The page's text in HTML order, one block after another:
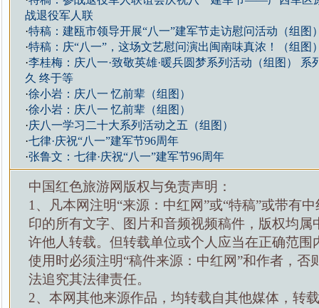
战退役军人联
·特稿：建瓯市领导开展“八一”建军节走访慰问活动（组图
·特稿：庆“八一”，这场文艺慰问演出闽南味真浓！（组图
·李桂梅：庆八一·致敬英雄·暖兵圆梦系列活动（组图） 系
久 终于等
·徐小岩：庆八一 忆前辈（组图）
·徐小岩：庆八一 忆前辈（组图）
·庆八一学习二十大系列活动之五（组图）
·七律·庆祝“八一”建军节96周年
·张鲁文：七律·庆祝“八一”建军节96周年
中国红色旅游网版权与免责声明：
1、凡本网注明“来源：中红网”或“特稿”或带有
印的所有文字、图片和音频视频稿件，版权均属
许他人转载。但转载单位或个人应当在正确范围
使用时必须注明“稿件来源：中红网”和作者，否
法追究其法律责任。
2、本网其他来源作品，均转载自其他媒体，转